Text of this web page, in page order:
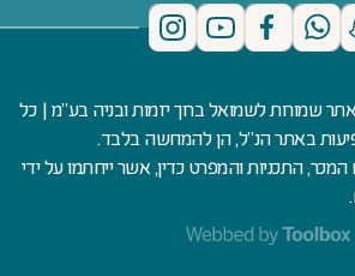
שמורות לשמואל ברוך יזמות ובניה בע"מ | כל
באתר הנ"ל, הן להמחשה בלבד.
התכניות והמפרט כדין, אשר ייחתמו על ידי